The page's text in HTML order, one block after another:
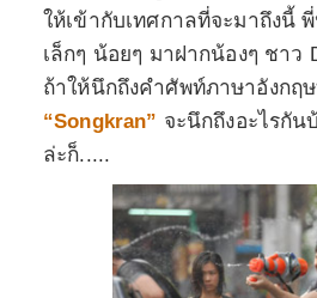
ให้เข้ากับเทศกาลที่จะมาถึงนี้
เล็กๆ น้อยๆ มาฝากน้องๆ ชาว
ถ้าให้นึกถึงคำศัพท์ภาษาอังกฤ
“Songkran” จะนึกถึงอะไรกัน
ล่ะก็.....